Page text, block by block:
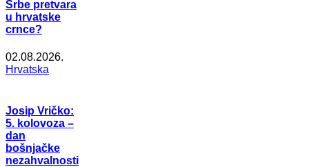
Srbe pretvara
u hrvatske
crnce?
02.08.2026.
Hrvatska
Josip Vričko:
5. kolovoza –
dan
bošnjačke
nezahvalnosti